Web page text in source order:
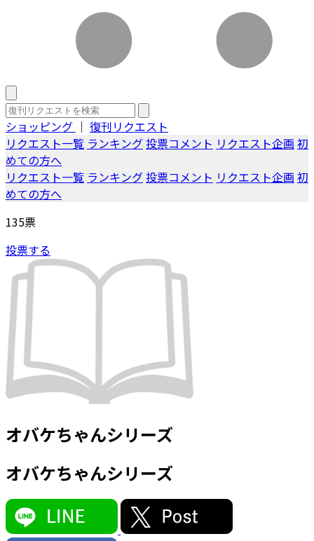
ショッピング ｜ 復刊リクエスト
リクエスト一覧 ランキング投票コメント リクエスト企画 初
めての方へ
リクエスト一覧 ランキング投票コメント リクエスト企画 初
めての方へ
135票
投票する
オバケちゃんシリーズ
オバケちゃんシリーズ